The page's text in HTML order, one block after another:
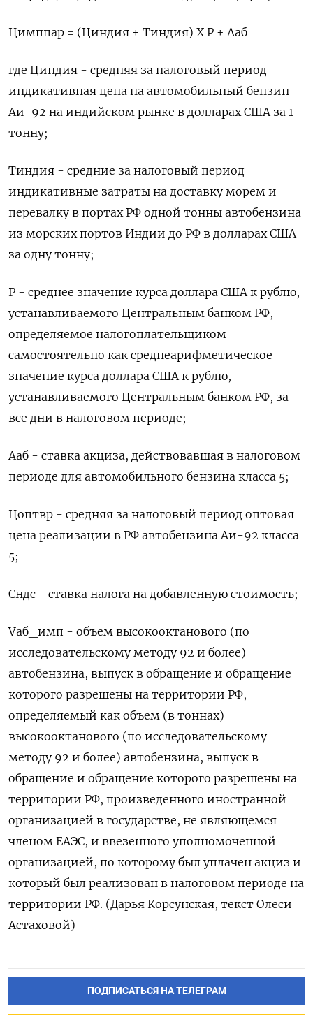
Цимппар = (Циндия + Тиндия) Х Р + Ааб
где Циндия - средняя ​за налоговый период
индикативная ​цена на автомобильный бензин
Аи-92 ‌на индийском рынке в долларах США за 1
тонну;
Тиндия - средние за налоговый период
индикативные затраты ​на доставку морем и
перевалку в портах РФ одной тонны автобензина
из морских портов Индии до РФ в долларах США
за одну тонну;
Р - среднее значение курса доллара США к рублю,
устанавливаемого Центральным банком РФ,
определяемое налогоплательщиком
самостоятельно как среднеарифметическое
значение курса доллара США к рублю,
устанавливаемого Центральным банком РФ, за
все дни в налоговом периоде;
Ааб - ставка акциза, действовавшая в налоговом
периоде для автомобильного бензина класса 5;
Цоптвр - средняя за налоговый период ​оптовая
цена реализации в РФ автобензина ⁠Аи-92 класса
5;
Сндс - ставка налога на добавленную стоимость;
Vаб_имп - объем высокооктанового (по
исследовательскому методу 92 и более)
автобензина, выпуск в обращение и обращение
которого разрешены ‌на территории РФ,
определяемый как объем (в тоннах)
высокооктанового (по исследовательскому
методу 92 и более) автобензина, выпуск ‌в
обращение и обращение которого разрешены на
территории РФ, произведенного иностранной
организацией в государстве, не являющемся
членом ЕАЭС, ​и ввезенного уполномоченной
организацией, по которому был уплачен акциз и
который был реализован ‌в налоговом периоде на
территории РФ. (Дарья Корсунская, текст Олеси
Астаховой)
ПОДПИСАТЬСЯ НА ТЕЛЕГРАМ